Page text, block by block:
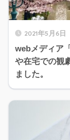
2021年5月6日
webメディア
や在宅での観
ました。